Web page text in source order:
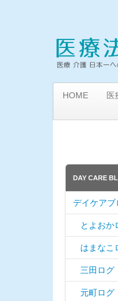
HOME 医
DAY CARE
デイケアブ
とよおか
はまなこ
三田ログ
元町ログ